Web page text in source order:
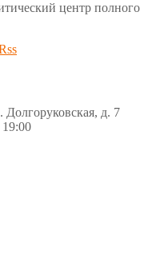
центр полного
Долгоруковская, д. 7